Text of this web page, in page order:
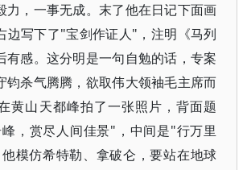
力，一事无成。末了他在日记下面画
边写下了"宝剑作证人"，注明《马列
有感。这分明是一句自勉的话，专案
钧杀气腾腾，欲取伟大领袖毛主席而
黄山天都峰拍了一张照片，背面题
，赏尽人间佳景"，中间是"行万里
模仿希特勒、拿破仑，要站在地球